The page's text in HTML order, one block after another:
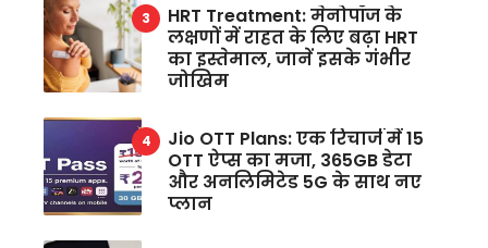
HRT Treatment: मेनोपॉज के
लक्षणों में राहत के लिए बढ़ा HRT
का इस्तेमाल, जानें इसके गंभीर
जोखिम
Jio OTT Plans: एक रिचार्ज में 15
OTT ऐप्स का मजा, 365GB डेटा
और अनलिमिटेड 5G के साथ नए
प्लान